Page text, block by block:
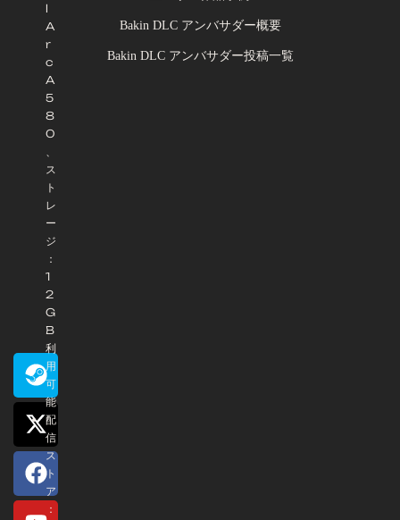
l
A
r
c
A
5
8
0
ス
ト
レ
ー
ジ
：
1
2
G
B
利
用
可
能
配
信
ス
ト
ア
：
Bakin DLC アンバサダー概要
Bakin DLC アンバサダー投稿一覧